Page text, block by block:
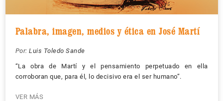
Palabra, imagen, medios y ética en José Martí
Por: Luis Toledo Sande
“La obra de Martí y el pensamiento perpetuado en ella
corroboran que, para él, lo decisivo era el ser humano”.
VER MÁS